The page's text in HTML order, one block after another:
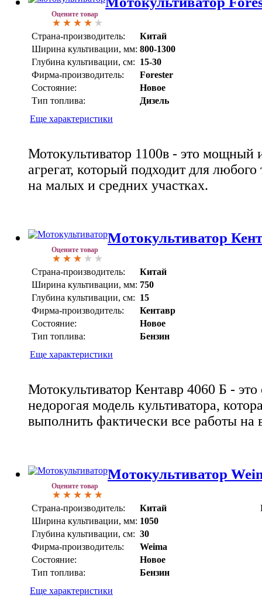
Оцените товар
Страна-производитель:
Китай
Ширина культивации, мм: 800-1300
Глубина культивации, см: 15-30
Фирма-производитель:
Forester
Состояние:
Новое
Тип топлива:
Дизель
Еще характеристики
Мотокультиватор 1100в - это
агрегат, который подходит для
на малых и средних участках.
Оцените товар
Мотокультиватор
Страна-производитель:
Китай
Ширина культивации, мм: 750
Глубина культивации, см: 15
Фирма-производитель:
Кентавр
Состояние:
Новое
Тип топлива:
Бензин
Еще характеристики
Мотокультиватор Кентавр 4060 Б - это
недорогая модель культиватора,
выполнить фактически все работы на
Оцените товар
Мотокультиватор
Страна-производитель:
Китай
Ширина культивации, мм: 1050
Глубина культивации, см: 30
Фирма-производитель:
Weima
Состояние:
Новое
Тип топлива:
Бензин
Еще характеристики